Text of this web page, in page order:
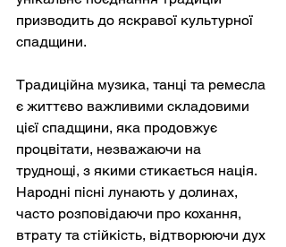
призводить до яскравої культурної
спадщини.
Традиційна музика, танці та ремесла
є життєво важливими складовими
цієї спадщини, яка продовжує
процвітати, незважаючи на
труднощі, з якими стикається нація.
Народні пісні лунають у долинах,
часто розповідаючи про кохання,
втрату та стійкість, відтворюючи дух